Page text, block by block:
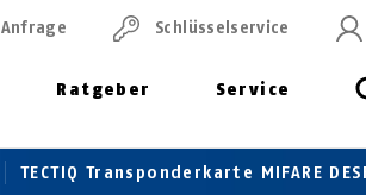
Ratgeber Service
Anfrage Schlüssel­service
TECTIQ Transponderkarte MIFARE